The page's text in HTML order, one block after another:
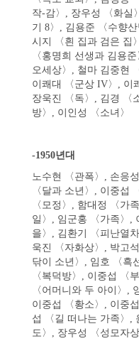
작-감〉, 장우성 〈화실
기 8〉, 김용준 〈수향
시지 〈흰 집과 검은 집
〈홍명희 선생과 김용
오세상〉, 철마 김중현
이쾌대 〈군상 IV〉, 이
장욱진 〈독〉, 김경 〈
방〉, 이인성 〈소녀〉
-1950년대
노수현 〈관폭〉, 손응
〈달과 소년〉, 이중섭
〈모정〉, 함대정 〈가
일〉, 임군홍 〈가족〉,
을〉, 김환기 〈피난열
욱진 〈자화상〉, 박고
닦이 소년〉, 임호 〈흑
〈복덕방〉, 이중섭 〈
〈어머니와 두 아이〉,
이중섭 〈황소〉, 이중
섭 〈길 떠나는 가족〉,
도〉, 장우성 〈성모자